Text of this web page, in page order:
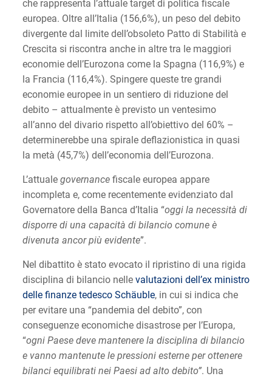
che rappresenta l’attuale target di politica fiscale
europea. Oltre all’Italia (156,6%), un peso del debito
divergente dal limite dell’obsoleto Patto di Stabilità e
Crescita si riscontra anche in altre tra le maggiori
economie dell’Eurozona come la Spagna (116,9%) e
la Francia (116,4%). Spingere queste tre grandi
economie europee in un sentiero di riduzione del
debito – attualmente è previsto un ventesimo
all’anno del divario rispetto all’obiettivo del 60% –
determinerebbe una spirale deflazionistica in quasi
la metà (45,7%) dell’economia dell’Eurozona.
L’attuale governancefiscale europea appare
incompleta e, come recentemente evidenziato dal
Governatore della Banca d’Italia “oggi la necessità di
disporre di una capacità di bilancio comune è
divenuta ancor più evidente”.
Nel dibattito è stato evocato il ripristino di una rigida
disciplina di bilancio nelle valutazioni dell’ex ministro
delle finanze tedesco Schäuble, in cui si indica che
per evitare una “pandemia del debito”, con
conseguenze economiche disastrose per l’Europa,
“ogni Paese deve mantenere la disciplina di bilancio
e vanno mantenute le pressioni esterne per ottenere
bilanci equilibrati nei Paesi ad alto debito”. Una